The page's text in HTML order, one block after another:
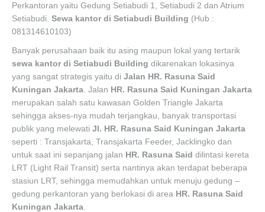
Perkantoran yaitu Gedung Setiabudi 1, Setiabudi 2 dan Atrium
Setiabudi. Sewa kantor di Setiabudi Building (Hub :
081314610103)
Banyak perusahaan baik itu asing maupun lokal yang tertarik
sewa kantor di Setiabudi Building dikarenakan lokasinya
yang sangat strategis yaitu di Jalan HR. Rasuna Said
Kuningan Jakarta . Jalan HR. Rasuna Said Kuningan Jakarta
merupakan salah satu kawasan Golden Triangle Jakarta
sehingga akses-nya mudah terjangkau, banyak transportasi
publik yang melewati Jl. HR. Rasuna Said Kuningan Jakarta
seperti : Transjakarta, Transjakarta Feeder, Jacklingko dan
untuk saat ini sepanjang jalan HR. Rasuna Said dilintasi kereta
LRT (Light Rail Transit) serta nantinya akan terdapat beberapa
stasiun LRT, sehingga memudahkan untuk menuju gedung –
gedung perkantoran yang berlokasi di area HR. Rasuna Said
Kuningan Jakarta